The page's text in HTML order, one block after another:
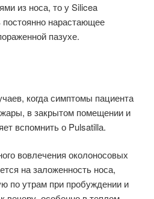
из носа, то у Silicea
нарастающее
пазухе.
когда симптомы пациента
в закрытом помещении и
вспомнить о Pulsatillа.
вовлечения околоносовых
на заложенность носа,
по утрам при пробуждении и